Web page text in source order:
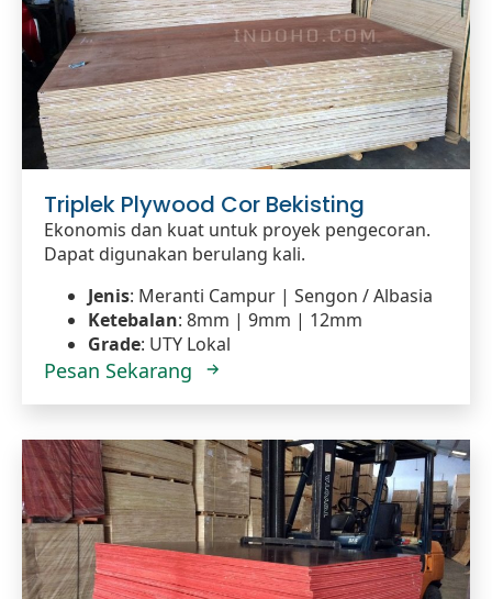
Triplek Plywood Cor Bekisting
Ekonomis dan kuat untuk proyek pengecoran.
Dapat digunakan berulang kali.
Jenis: Meranti Campur | Sengon / Albasia
Ketebalan: 8mm | 9mm | 12mm
Grade: UTY Lokal
Pesan Sekarang